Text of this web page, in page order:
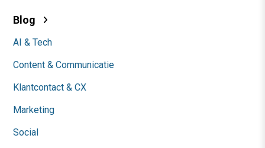
Blog
AI & Tech
Content & Communicatie
Klantcontact & CX
Marketing
Social